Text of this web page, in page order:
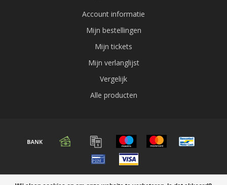
Account informatie
Mijn bestellingen
Mijn tickets
Mijn verlanglijst
Vergelijk
Alle producten